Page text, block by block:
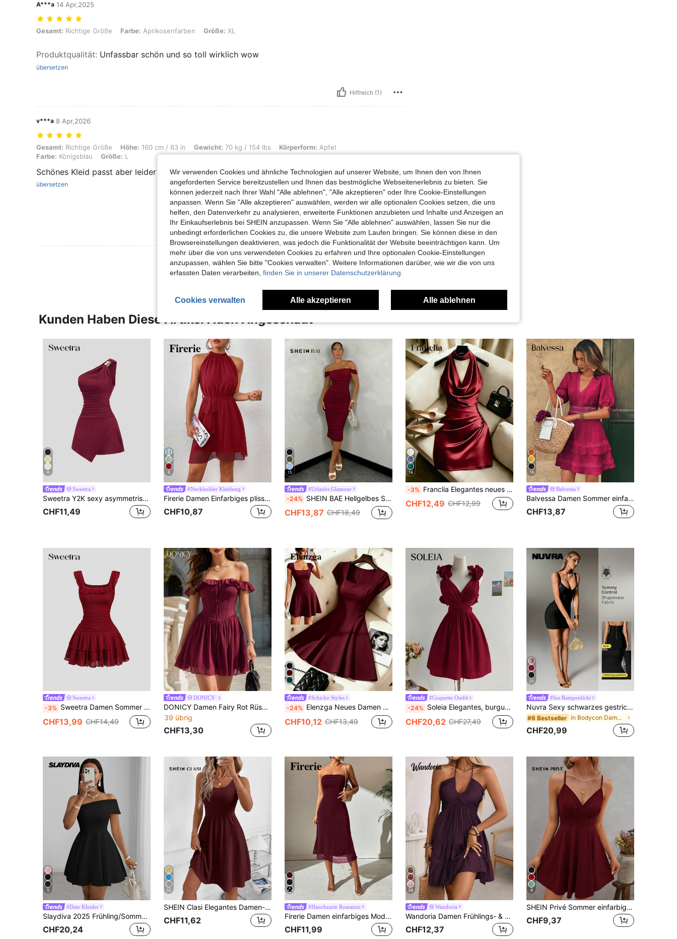
A***a 14 Apr,2025
Gesamt: Richtige Größe, Farbe: Aprikosenfarben, Größe: XL
Gesamt: Richtige Größe Farbe: Aprikosenfarben Größe: XL
Produktqualität: Unfassbar schön und so toll wirklich wow
übersetzen
Hilfreich (1)
v***a 8 Apr,2026
Gesamt: Richtige Größe, Höhe: 160 cm / 63 in, Gewicht: 70 kg / 154 lbs, Körperform: Apfel, Farbe: Königsblau, Größe: L
Gesamt: Richtige Größe Höhe: 160 cm / 63 in Gewicht: 70 kg / 154 lbs Körperform: Apfel
Farbe: Königsblau Größe: L
Schönes Kleid passt aber leider nicht zu meiner Figur
übersetzen
Hilfreich (1)
Mehr Bewertungen Ansehen
Kunden Haben Diese Artikel Auch Angeschaut
6
Sweetra
Sweetra Y2K sexy asymmetrischer Ausschnitt, strukturierter Stoff, plissiertes Knopfkleid, vielseitig, elegant, Pendlerkleid
CHF11,49
6
#Neckholder Kleidung
Firerie Damen Einfarbiges plissiertes Neckholder Mini Urlaubskleid
CHF10,87
15
#Urlaubs Glamour
-24% SHEIN BAE Hellgelbes Spitzenkleid Urlaubskleid Sommerkleid Sommerkleid Frühlingskleid Pastellkleid Strandkleid Damenkleid Langes Strandkleid Sommermaxi-Kleid Sommeroutfits für Frauen/Frühlingskleidung/Valentinstag-Outfit/Karneval/Strandurlaubs-Outfits
CHF13,87 CHF18,49
14
-3% Franclia Elegantes neues Mode Braun Drapiertes Neckholder Kleid, mit drapiertem Ausschnitt, Taillenfalten für schlanke Passform, sexy, elegant, modisch, braunes körperbetontes Mini-Kleid
CHF12,49 CHF12,99
19
Balvessa
Balvessa Damen Sommer einfarbiges Spitze V-Ausschnitt Puffärmel Lässig Kleid
CHF13,87
Sweetra
-3% Sweetra Damen Sommer Burgund Quadratischer Ausschnitt Ärmelloses Figurbetontes Mesh-Kleid mit Doppeltem Rüschensaum
CHF13,99 CHF14,49
DONICY·
DONICY Damen Fairy Rot Rüschen Träger Mini Kleid, Chiffon Stoff mit Schleife vorne & Glockenrock, geeignet für Sommerdates und Partys
39 übrig
CHF13,30
#Schicke Styles
-24% Elenzga Neues Damen Kleid mit quadratischem Kragen und Puffärmeln, figurbetonter A-Linie, hochelastischer Stoff Einfarbig, vielseitig tragbar für Büro und Lässig, taillenschmeichelnde elegante Silhouette, perfekt für Herbst/Winter
CHF10,12 CHF13,49
#Coquette Outfit
-24% Soleia Elegantes, burgunderrotes Sommerkleid für Damen in A-Linie mit Rüschen, V-Ausschnitt, rückenfreiem Design und gekreuzter Taille – perfekt für Valentinstag, Dates, Geburtstage, Urlaub oder als Vintage-Kleid.
CHF20,62 CHF27,49
20
#Ins Rampenlicht
Nuvra Sexy schwarzes gestricktes Trägerkleid ohne Ärmel, figurbetontes Party- und Urlaubskleid für Frauen
#6 Bestseller in Bodycon Damen Minikleider
CHF20,99
5
#Date Kleider
Slaydiva 2025 Frühling/Sommer Neues elegantes, schmales, asymmetrisches Schulterkleid in Schwarz, geeignet für Hochzeit, Musikfestival, Party, Clubbing, Abend, Damen Sommer
CHF20,24
33
SHEIN Clasi Elegantes Damen-Strickkleid in Burgunderrot, ärmellos, mit strukturiertem 3D-Muster, tailliert, A-Linie, sommerlich-lässig, im Boho-Stil, für Date, Urlaub und Pendeln
CHF11,62
#Hauchzarte Romanze
Firerie Damen einfarbiges Mode Doppelschicht Mesh Bandeau-Top ärmellos Kleid
CHF11,99
38
Wandoria
Wandoria Damen Frühlings- & Sommerkleid aus Leinen mit Bambus-Knotendetail, Lässig Beach Kleid mit geraffter Büste, gestufte ausgestellter Rock in A-Linie Design, rückenfreies Halterkleid mit Schleifen-Krawatte, Maxikleid
CHF12,37
8
SHEIN Privé Sommer einfarbiges gestricktes ärmelloses Wickelkleid ohne Träger mit Spaghettiträgern
CHF9,37
Wir verwenden Cookies und ähnliche Technologien auf unserer Website, um Ihnen den von Ihnen
angeforderten Service bereitzustellen und Ihnen das bestmögliche Webseitenerlebnis zu bieten. Sie
können jederzeit nach Ihrer Wahl "Alle ablehnen", "Alle akzeptieren" oder Ihre Cookie-Einstellungen
anpassen. Wenn Sie "Alle akzeptieren" auswählen, werden wir alle optionalen Cookies setzen, die uns
helfen, den Datenverkehr zu analysieren, erweiterte Funktionen anzubieten und Inhalte und Anzeigen an
Ihr Einkaufserlebnis bei SHEIN anzupassen. Wenn Sie "Alle ablehnen" auswählen, lassen Sie nur die
unbedingt erforderlichen Cookies zu, die unsere Website zum Laufen bringen. Sie können diese in den
Browsereinstellungen deaktivieren, was jedoch die Funktionalität der Website beeinträchtigen kann. Um
mehr über die von uns verwendeten Cookies zu erfahren und Ihre optionalen Cookie-Einstellungen
anzupassen, wählen Sie bitte "Cookies verwalten". Weitere Informationen darüber, wie wir die von uns
erfassten Daten verarbeiten, finden Sie in unserer Datenschutzerklärung.
Cookies verwalten Alle akzeptieren Alle ablehnen